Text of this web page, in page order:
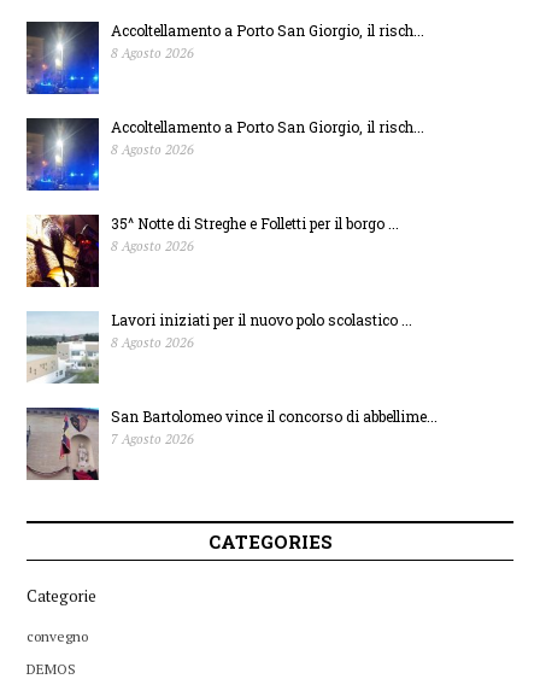
Accoltellamento a Porto San Giorgio, il risch...
8 Agosto 2026
Accoltellamento a Porto San Giorgio, il risch...
8 Agosto 2026
35^ Notte di Streghe e Folletti per il borgo ...
8 Agosto 2026
Lavori iniziati per il nuovo polo scolastico ...
8 Agosto 2026
San Bartolomeo vince il concorso di abbellime...
7 Agosto 2026
CATEGORIES
Categorie
convegno
DEMOS